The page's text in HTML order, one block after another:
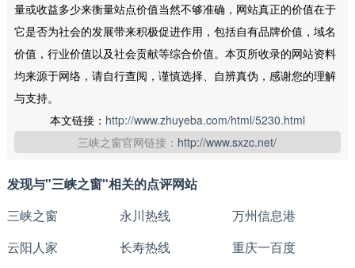
量或收益多少来衡量站点价值当然不够准确，网站真正的价值在于
它是否为社会的发展带来积极促进作用，包括自有品牌价值，域名
价值，行业价值以及社会贡献等综合价值。本页所收录的网站资料
均来源于网络，请自行查阅，谨慎选择、自辨真伪，感谢您的理解
与支持。
本文链接： http://www.zhuyeba.com/html/5230.html
三峡之窗官网链接： http://www.sxzc.net/
发现与"三峡之窗"相关的点评网站
三峡之窗
永川热线
万州信息港
云阳人家
长寿热线
重庆一百度